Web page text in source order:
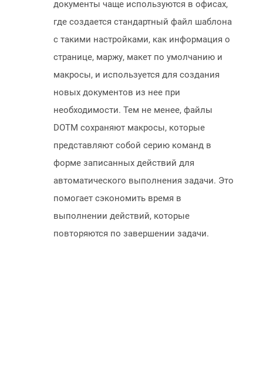
документы чаще используются в офисах,
где создается стандартный файл шаблона
с такими настройками, как информация о
странице, маржу, макет по умолчанию и
макросы, и используется для создания
новых документов из нее при
необходимости. Тем не менее, файлы
DOTM сохраняют макросы, которые
представляют собой серию команд в
форме записанных действий для
автоматического выполнения задачи. Это
помогает сэкономить время в
выполнении действий, которые
повторяются по завершении задачи.